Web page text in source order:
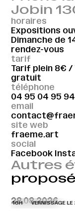
Jobin
horaires
Expositions
Dimanche de
rendez-vous
tarif
Tarif plein 8€
gratuit
téléphone
04 95 04 95 94
email
site web
fraeme.art
social
Facebook
Autres
28.08.2026
À 16H VERNISSAGE